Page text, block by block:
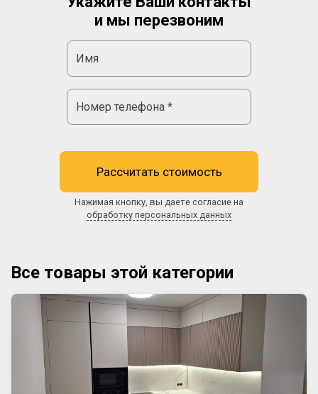
и мы перезвоним
Рассчитать стоимость
Нажимая кнопку, вы даете согласие на
обработку персональных данных
Все товары этой категории